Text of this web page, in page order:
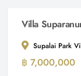
Supalai Park
฿ 7,000,000